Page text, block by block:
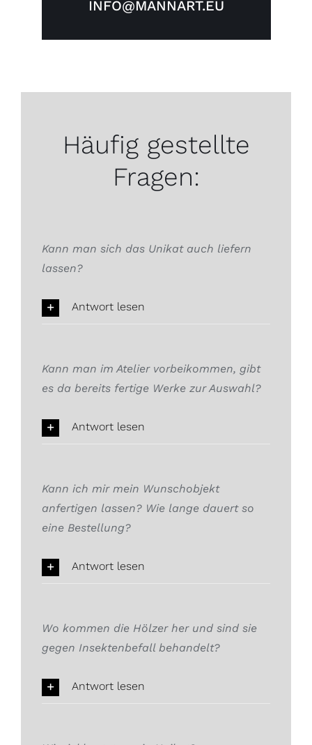
INFO@MANNART.EU
Häufig gestellte
Fragen:
Kann man sich das Unikat auch liefern
lassen?
Antwort lesen
Kann man im Atelier vorbeikommen, gibt
es da bereits fertige Werke zur Auswahl?
Antwort lesen
Kann ich mir mein Wunschobjekt
anfertigen lassen? Wie lange dauert so
eine Bestellung?
Antwort lesen
Wo kommen die Hölzer her und sind sie
gegen Insektenbefall behandelt?
Antwort lesen